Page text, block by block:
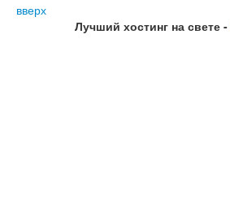
вверх
Лучший хостинг на свете -